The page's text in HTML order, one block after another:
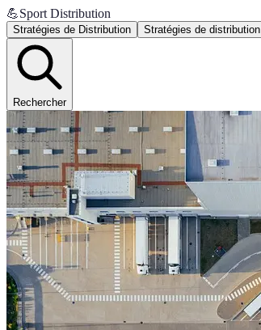
💪Sport Distribution
Stratégies de Distribution Stratégies de distribution
Rechercher